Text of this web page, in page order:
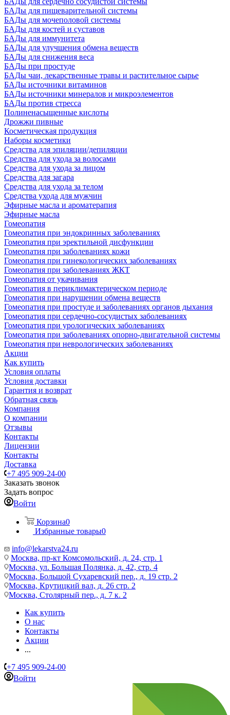
БАДы для пищеварительной системы
БАДы для мочеполовой системы
БАДы для костей и суставов
БАДы для иммунитета
БАДы для улучшения обмена веществ
БАДы для снижения веса
БАДы при простуде
БАДы чаи, лекарственные травы и растительное сырье
БАДы источники витаминов
БАДы источники минералов и микроэлементов
БАДы против стресса
Полиненасыщенные кислоты
Дрожжи пивные
Косметическая продукция
Наборы косметики
Средства для эпиляции/депиляции
Средства для ухода за волосами
Средства для ухода за лицом
Средства для загара
Средства для ухода за телом
Средства ухода для мужчин
Эфирные масла и ароматерапия
Эфирные масла
Гомеопатия
Гомеопатия при эндокринных заболеваниях
Гомеопатия при эректильной дисфункции
Гомеопатия при заболеваниях кожи
Гомеопатия при гинекологических заболеваниях
Гомеопатия при заболеваниях ЖКТ
Гомеопатия от укачивания
Гомеопатия в периклимактерическом периоде
Гомеопатия при нарушении обмена веществ
Гомеопатия при простуде и заболеваниях органов дыхания
Гомеопатия при сердечно-сосудистых заболеваниях
Гомеопатия при урологических заболеваниях
Гомеопатия при заболеваниях опорно-двигательной системы
Гомеопатия при неврологических заболеваниях
Акции
Как купить
Условия оплаты
Условия доставки
Гарантия и возврат
Обратная связь
Компания
О компании
Отзывы
Контакты
Лицензии
Контакты
Доставка
+7 495 909-24-00
Заказать звонок
Задать вопрос
Войти
Корзина0
Избранные товары0
info@lekarstva24.ru
Москва, пр-кт Комсомольский, д. 24, стр. 1
Москва, ул. Большая Полянка, д. 42, стр. 4
Москва, Большой Сухаревский пер., д. 19 стр. 2
Москва, Крутицкий вал, д. 26 стр. 2
Москва, Столярный пер., д. 7 к. 2
Как купить
О нас
Контакты
Акции
...
+7 495 909-24-00
Войти